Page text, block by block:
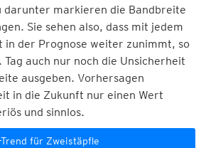
darunter markieren die Bandbreite
Sie sehen also, dass mit jedem
in der Prognose weiter zunimmt, so
auch nur noch die Unsicherheit
ausgeben. Vorhersagen
in die Zukunft nur einen Wert
und sinnlos.
für Zweistäpfle